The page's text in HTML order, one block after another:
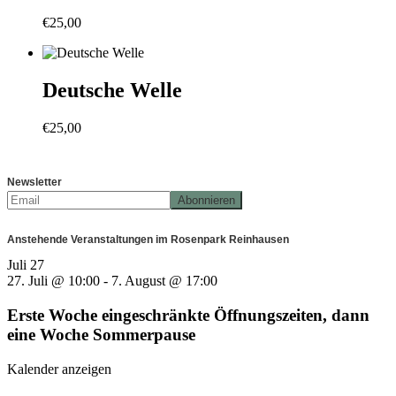
€25,00
Deutsche Welle
€25,00
Newsletter
Anstehende Veranstaltungen im Rosenpark Reinhausen
Juli 27
27. Juli @ 10:00 - 7. August @ 17:00
Erste Woche eingeschränkte Öffnungszeiten, dann
eine Woche Sommerpause
Kalender anzeigen